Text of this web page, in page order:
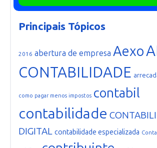
Principais Tópicos
2016 abertura de empresa Aexo
CONTABILIDADE
como pagar menos impostos contabil
contabilidade
DIGITAL contabilidade especializada